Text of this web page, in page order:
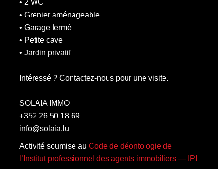
• 2 WC
• Grenier aménageable
• Garage fermé
• Petite cave
• Jardin privatif
Intéressé ? Contactez-nous pour une visite.
SOLAIA IMMO
+352 26 50 18 69
info@solaia.lu
Activité soumise au Code de déontologie de
l’Institut professionnel des agents immobiliers — IPI